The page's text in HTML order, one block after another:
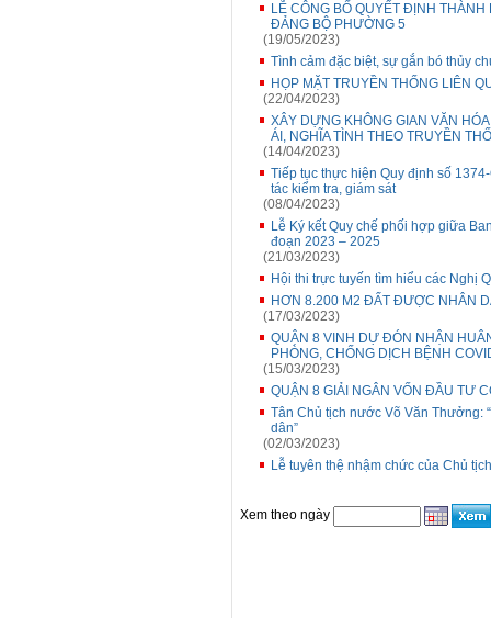
LỄ CÔNG BỐ QUYẾT ĐỊNH
ĐẢNG BỘ PHƯỜNG 5
(19/05/2023)
Tình cảm đặc biệt, sự gắn bó thủy
HỌP MẶT TRUYỀN THỐNG LIÊN
(22/04/2023)
XÂY DỰNG KHÔNG GIAN VĂN
ÁI, NGHĨA TÌNH THEO TRUYỀN
(14/04/2023)
Tiếp tục thực hiện Quy định số
tác kiểm tra, giám sát
(08/04/2023)
Lễ Ký kết Quy chế phối hợp giữa
đoạn 2023 – 2025
(21/03/2023)
Hội thi trực tuyến tìm hiểu các Nghị
HƠN 8.200 M2 ĐẤT ĐƯỢC NHÂN
(17/03/2023)
QUẬN 8 VINH DỰ ĐÓN NHẬN
PHÒNG, CHỐNG DỊCH BỆNH
(15/03/2023)
QUẬN 8 GIẢI NGÂN VỐN ĐẦU TƯ
Tân Chủ tịch nước Võ Văn Thưởng:
dân”
(02/03/2023)
Lễ tuyên thệ nhậm chức của Chủ
Xem theo ngày